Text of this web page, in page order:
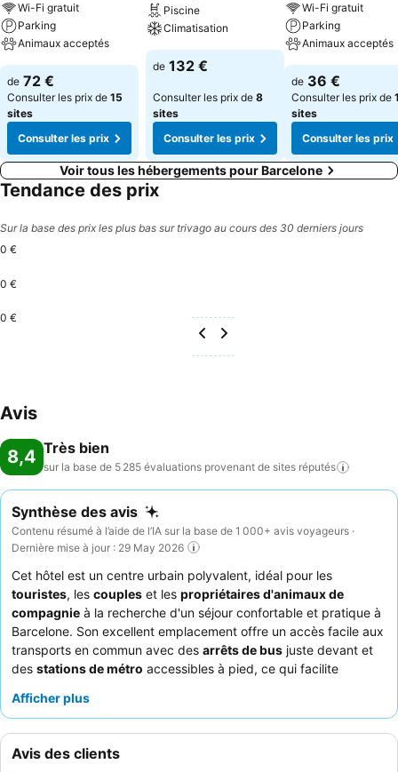
Wi-Fi gratuit
Parking
Animaux acceptés
de 72 €
Consulter les prix de 15
sites
Consulter les prix
Piscine
Climatisation
de 132 €
Consulter les prix de 8
sites
Consulter les prix
Wi-Fi gratuit
Parking
Animaux acceptés
de 36 €
Consulter les prix de
sites
Consulter les prix
Voir tous les hébergements pour Barcelone
Tendance des prix
Sur la base des prix les plus bas sur trivago au cours des 30 derniers jours
0 €
0 €
0 €
Avis
8,4 Très bien
sur la base de 5 285 évaluations provenant de sites réputés
Synthèse des avis
Contenu résumé à l’aide de l’IA sur la base de 1 000+ avis voyageurs ·
Dernière mise à jour : 29 May 2026
Cet hôtel est un centre urbain polyvalent, idéal pour les
touristes, les couples et les propriétaires d'animaux de
compagnie à la recherche d'un séjour confortable et pratique à
Barcelone. Son excellent emplacement offre un accès facile aux
transports en commun avec des arrêts de bus juste devant et
des stations de métro accessibles à pied, ce qui facilite
bien pensés pour les animaux de compagnie, notamment un
chambres. Les clients louent constamment le
et serviableet lebuffet de petit-déjeuner varié et délicieux
Afficher plus
Avis des clients